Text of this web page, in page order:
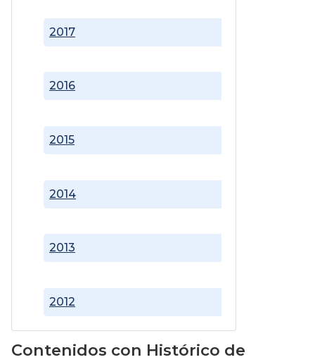
2012
2013
2014
2015
2016
2017
Contenidos con Histórico de